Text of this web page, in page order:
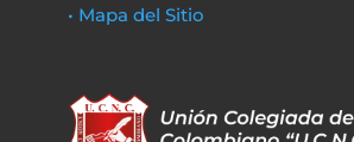
• Mapa del Sitio